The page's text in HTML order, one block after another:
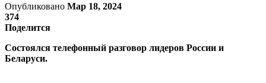
Опубликовано Мар 18, 2024
374
Поделится
Состоялся телефонный разговор лидеров России и
Беларуси.